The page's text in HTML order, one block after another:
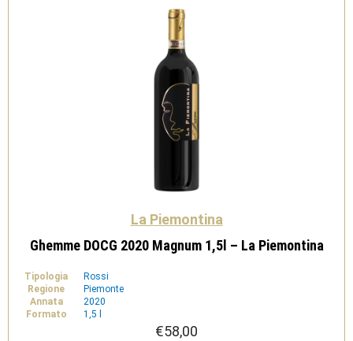
La Piemontina
Ghemme DOCG 2020 Magnum 1,5l – La Piemontina
Tipologia
Rossi
Regione
Piemonte
Annata
2020
Formato
1,5 l
€58,00